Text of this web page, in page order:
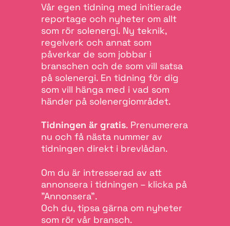
Vår egen tidning med initierade
reportage och nyheter om allt
som rör solenergi. Ny teknik,
regelverk och annat som
påverkar de som jobbar i
branschen och de som vill satsa
på solenergi. En tidning för dig
som vill hänga med i vad som
händer på solenergiområdet.
Tidningen är gratis. Prenumerera
nu och få nästa nummer av
tidningen direkt i brevlådan.
Om du är intresserad av att
annonsera i tidningen – klicka på
"Annonsera".
Och du, tipsa gärna om nyheter
som rör vår bransch.